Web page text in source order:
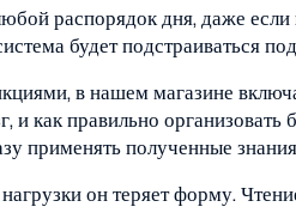
распорядок дня, даже
будет подстраиваться
в нашем магазине
и как правильно
применять полученные
он теряет форму.